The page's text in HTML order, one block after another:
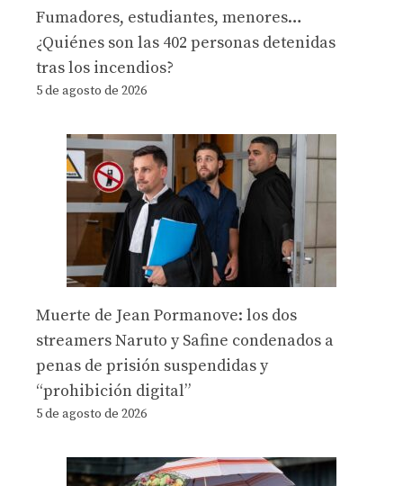
Fumadores, estudiantes, menores…
¿Quiénes son las 402 personas detenidas
tras los incendios?
5 de agosto de 2026
Muerte de Jean Pormanove: los dos
streamers Naruto y Safine condenados a
penas de prisión suspendidas y
“prohibición digital”
5 de agosto de 2026